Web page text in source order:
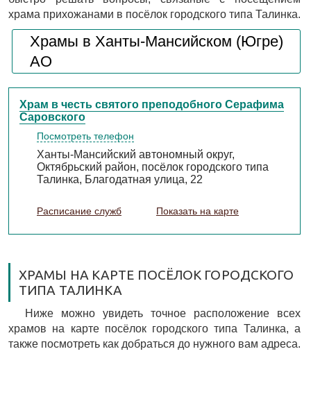
храма прихожанами в посёлок городского типа Талинка.
Храмы в Ханты-Мансийском (Югре)
АО
Храм в честь святого преподобного Серафима
Саровского
Посмотреть телефон
Ханты-Мансийский автономный округ,
Октябрьский район, посёлок городского типа
Талинка, Благодатная улица, 22
Расписание служб Показать на карте
ХРАМЫ НА КАРТЕ ПОСЁЛОК ГОРОДСКОГО
ТИПА ТАЛИНКА
Ниже можно увидеть точное расположение всех
храмов на карте посёлок городского типа Талинка, а
также посмотреть как добраться до нужного вам адреса.